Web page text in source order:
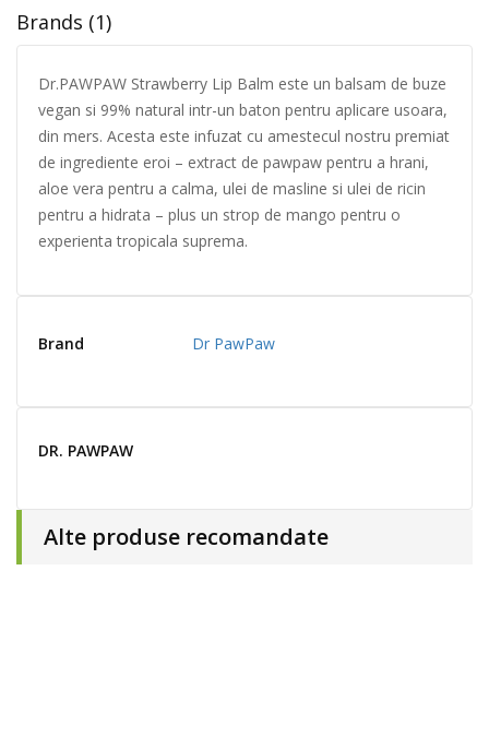
Brands (1)
Dr.PAWPAW Strawberry Lip Balm este un balsam de buze
vegan si 99% natural intr-un baton pentru aplicare usoara,
din mers. Acesta este infuzat cu amestecul nostru premiat
de ingrediente eroi – extract de pawpaw pentru a hrani,
aloe vera pentru a calma, ulei de masline si ulei de ricin
pentru a hidrata – plus un strop de mango pentru o
experienta tropicala suprema.
Brand Dr PawPaw
DR. PAWPAW
Alte produse recomandate